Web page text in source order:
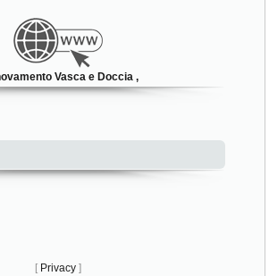
Vasca e Doccia ,
[ Privacy ]